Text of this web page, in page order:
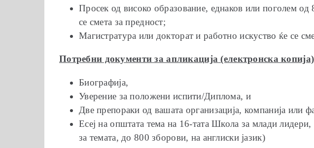
Просек од високо образование, еднаков или поголем
се смета за предност;
Магистратура или докторат и работно искуство ќе се
Потребни документи за aпликација (електронска копија)
Биографија,
Уверение за положени испити/Диплома, и
Две препораки од вашата организација, компанија или
Есеј на општата тема на 16-тата Школа за млади
за темата, до 800 зборови, на англиски јазик)